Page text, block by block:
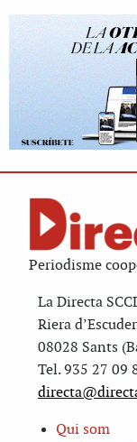
Periodisme
La Directa
Riera
08028 Sants
Tel. 935 27 09
Qui som